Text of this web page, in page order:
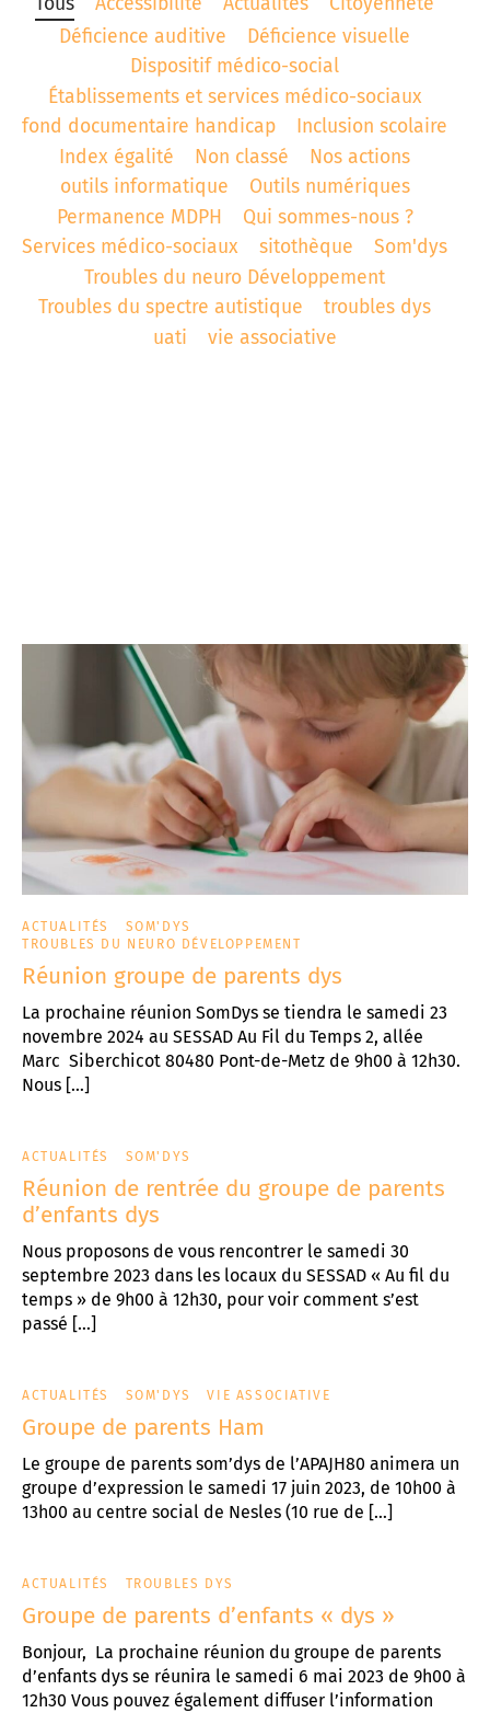
Déficience auditive
Déficience visuelle
Dispositif médico-social
Établissements et services médico-sociaux
fond documentaire handicap
Inclusion scolaire
Index égalité
Non classé
Nos actions
outils informatique
Outils numériques
Permanence MDPH
Qui sommes-nous ?
Services médico-sociaux
sitothèque
Som'dys
Troubles du neuro Développement
Troubles du spectre autistique
troubles dys
uati
vie associative
ACTUALITÉS
SOM'DYS
TROUBLES DU NEURO DÉVELOPPEMENT
Réunion groupe de parents dys
La prochaine réunion SomDys se tiendra le samedi 23
novembre 2024 au SESSAD Au Fil du Temps 2, allée
Marc Siberchicot 80480 Pont-de-Metz de 9h00 à 12h30.
Nous […]
ACTUALITÉS SOM'DYS
Réunion de rentrée du groupe de parents
d’enfants dys
Nous proposons de vous rencontrer le samedi 30
septembre 2023 dans les locaux du SESSAD « Au fil du
temps » de 9h00 à 12h30, pour voir comment s’est
passé […]
ACTUALITÉS SOM'DYS VIE ASSOCIATIVE
Groupe de parents Ham
Le groupe de parents som’dys de l’APAJH80 animera un
groupe d’expression le samedi 17 juin 2023, de 10h00 à
13h00 au centre social de Nesles (10 rue de […]
ACTUALITÉS TROUBLES DYS
Groupe de parents d’enfants « dys »
Bonjour, La prochaine réunion du groupe de parents
d’enfants dys se réunira le samedi 6 mai 2023 de 9h00 à
12h30 Vous pouvez également diffuser l’information
associatif
de référence APAJH
d’Abbeville
collège César Franck à Amiens
Lycée Edouard BRANLY à Amiens
Corbie
«Déficience Visuelle»
« dys »